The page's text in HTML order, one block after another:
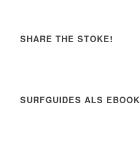
SHARE THE STOKE!
SURFGUIDES ALS EBOOK